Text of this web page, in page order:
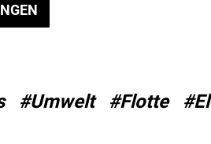
#Umwelt #Flotte